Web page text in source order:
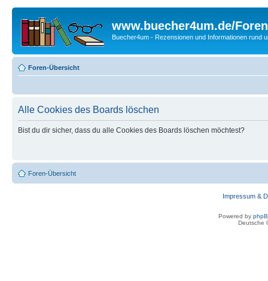
www.buecher4um.de/Foren
Buecher4um - Rezensionen und Informationen rund
Foren-Übersicht
Alle Cookies des Boards löschen
Bist du dir sicher, dass du alle Cookies des Boards löschen möchtest?
Foren-Übersicht
Impressum &
Powered by
Deutsche